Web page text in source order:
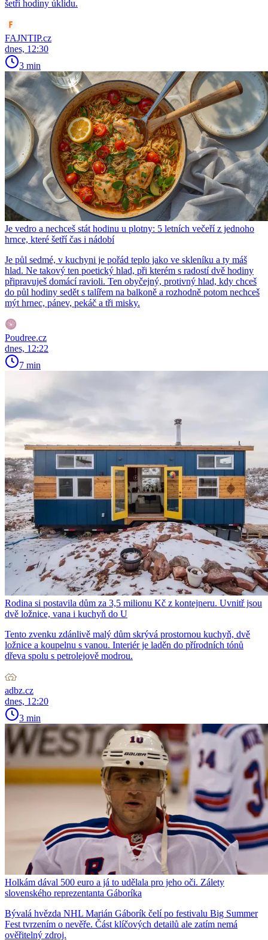
šetří hodiny úklidu.
FAJNTIP.cz
dnes, 12:30
3 min
Je vedro a nechceš stát hodinu u plotny: 5 letních večeří z jednoho
hrnce, které šetří čas i nádobí
Je půl sedmé, v kuchyni je pořád teplo jako ve skleníku a ty máš
hlad. Ne takový ten poetický hlad, při kterém s radostí dvě hodiny
připravuješ domácí ravioli. Ten obyčejný, protivný hlad, kdy chceš
do půl hodiny sedět s talířem na balkoně a rozhodně potom nechceš
mýt hrnec, pánev, pekáč a tři misky.
Poudree.cz
dnes, 12:22
7 min
Rodina si postavila dům za 3,5 milionu Kč z kontejneru. Uvnitř jsou
dvě ložnice, vana i kuchyň do U
Tento zvenku zdánlivě malý dům skrývá prostornou kuchyň, dvě
ložnice a koupelnu s vanou. Interiér je laděn do přírodních tónů
dřeva spolu s petrolejově modrou.
adbz.cz
dnes, 12:20
3 min
Holkám dával 500 euro a já to udělala pro jeho oči. Zálety
slovenského reprezentanta Gáboríka
Bývalá hvězda NHL Marián Gáborík čelí po festivalu Big Summer
Fest tvrzením o nevěře. Část klíčových detailů ale zatím nemá
ověřitelný zdroj.